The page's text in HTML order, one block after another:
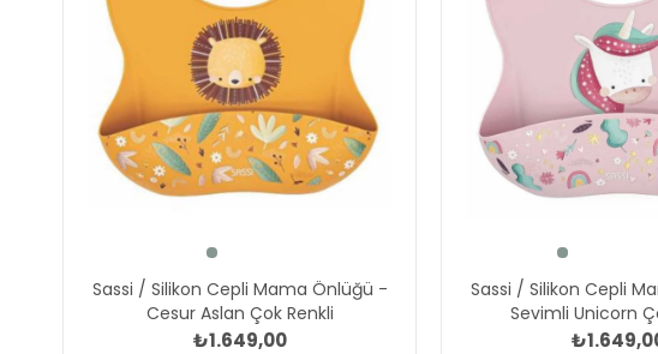
Sassi / Silikon Cepli Mama Önlüğü -
Cesur Aslan Çok Renkli
₺1.649,00
Sassi / Silikon Cepli
Sevimli Unicorn